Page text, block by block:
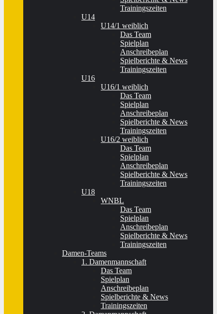
Trainingszeiten
U14
U14/1 weiblich
Das Team
Spielplan
Anschreibeplan
Spielberichte & News
Trainingszeiten
U16
U16/1 weiblich
Das Team
Spielplan
Anschreibeplan
Spielberichte & News
Trainingszeiten
U16/2 weiblich
Das Team
Spielplan
Anschreibeplan
Spielberichte & News
Trainingszeiten
U18
WNBL
Das Team
Spielplan
Anschreibeplan
Spielberichte & News
Trainingszeiten
Damen-Teams
1. Damenmannschaft
Das Team
Spielplan
Anschreibeplan
Spielberichte & News
Trainingszeiten